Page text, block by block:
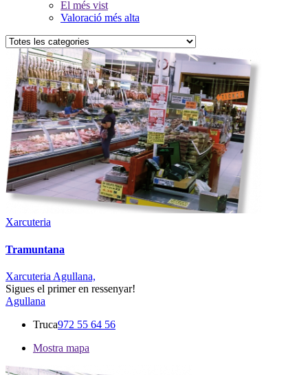
El més vist
Valoració més alta
Xarcuteria
Tramuntana
Xarcuteria Agullana,
Sigues el primer en ressenyar!
Agullana
Truca972 55 64 56
Mostra mapa